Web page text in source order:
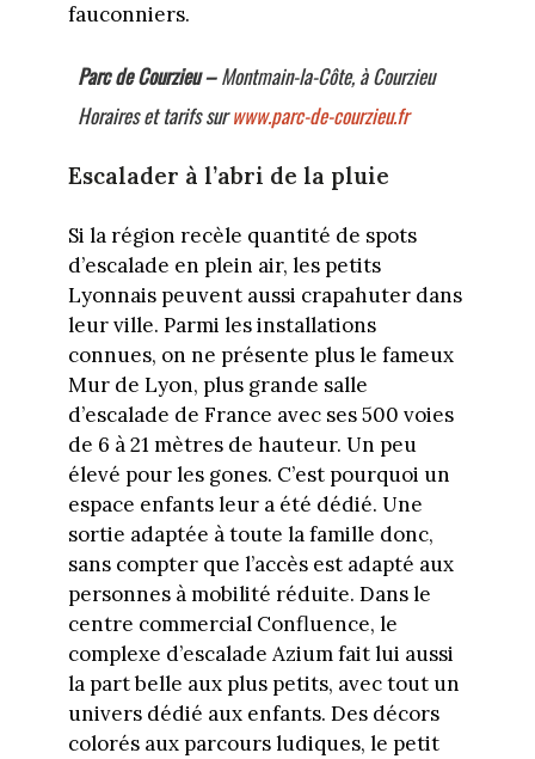
fauconniers.
Parc de Courzieu –Montmain-la-Côte, à Courzieu
Horaires et tarifs surwww.parc-de-courzieu.fr
Escalader à l’abri de la pluie
Si la région recèle quantité de spots
d’escalade en plein air, les petits
Lyonnais peuvent aussi crapahuter dans
leur ville. Parmi les installations
connues, on ne présente plus le fameux
Mur de Lyon, plus grande salle
d’escalade de France avec ses 500 voies
de 6 à 21 mètres de hauteur. Un peu
élevé pour les gones. C’est pourquoi un
espace enfants leur a été dédié. Une
sortie adaptée à toute la famille donc,
sans compter que l’accès est adapté aux
personnes à mobilité réduite. Dans le
centre commercial Confluence, le
complexe d’escalade Azium fait lui aussi
la part belle aux plus petits, avec tout un
univers dédié aux enfants. Des décors
colorés aux parcours ludiques, le petit